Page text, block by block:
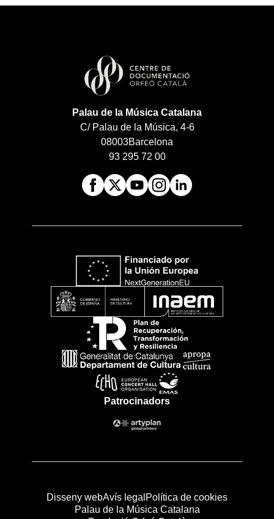
Palau de la Música Catalana
C/ Palau de la Música, 4-6
08003Barcelona
93 295 72 00
Patrocinadors
Disseny webAvís legal Política de cookies
Palau de la Música Catalana